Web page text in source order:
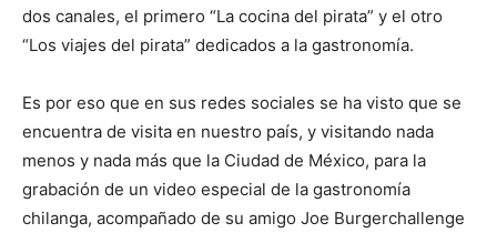
dos canales, el primero “La cocina del pirata” y el otro
“Los viajes del pirata” dedicados a la gastronomía.
Es por eso que en sus redes sociales se ha visto que se
encuentra de visita en nuestro país, y visitando nada
menos y nada más que la Ciudad de México, para la
grabación de un video especial de la gastronomía
chilanga, acompañado de su amigo Joe Burgerchallenge